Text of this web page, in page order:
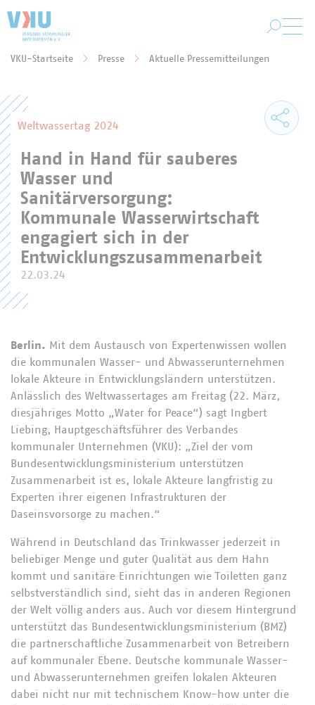
VKU-Startseite Presse Aktuelle Pressemitteilungen
Weltwassertag 2024
Hand in Hand für sauberes
Wasser und
Sanitärversorgung:
Kommunale Wasserwirtschaft
engagiert sich in der
Entwicklungszusammenarbeit
22.03.24
Berlin. Mit dem Austausch von Expertenwissen wollen
die kommunalen Wasser- und Abwasserunternehmen
lokale Akteure in Entwicklungsländern unterstützen.
Anlässlich des Weltwassertages am Freitag (22. März,
diesjähriges Motto „Water for Peace“) sagt Ingbert
Liebing, Hauptgeschäftsführer des Verbandes
kommunaler Unternehmen (VKU): „Ziel der vom
Bundesentwicklungsministerium unterstützen
Zusammenarbeit ist es, lokale Akteure langfristig zu
Experten ihrer eigenen Infrastrukturen der
Daseinsvorsorge zu machen.“
Während in Deutschland das Trinkwasser jederzeit in
beliebiger Menge und guter Qualität aus dem Hahn
kommt und sanitäre Einrichtungen wie Toiletten ganz
selbstverständlich sind, sieht das in anderen Regionen
der Welt völlig anders aus. Auch vor diesem Hintergrund
unterstützt das Bundesentwicklungsministerium (BMZ)
die partnerschaftliche Zusammenarbeit von Betreibern
auf kommunaler Ebene. Deutsche kommunale Wasser-
und Abwasserunternehmen greifen lokalen Akteuren
dabei nicht nur mit technischem Know-how unter die